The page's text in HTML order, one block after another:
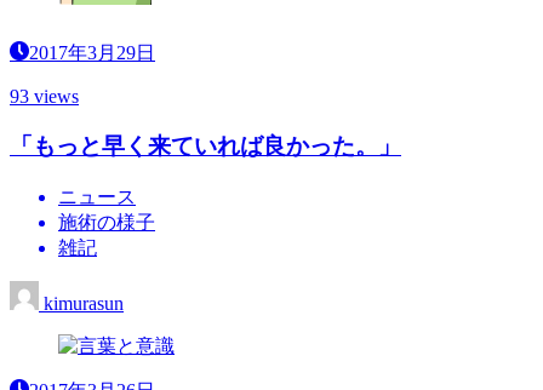
2017年3月29日
93 views
「もっと早く来ていれば良かった。」
ニュース
施術の様子
雑記
kimurasun